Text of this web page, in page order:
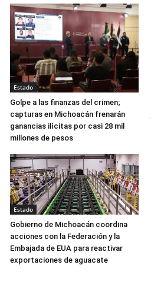
Estado
Golpe a las finanzas del crimen;
capturas en Michoacán frenarán
ganancias ilícitas por casi 28 mil
millones de pesos
Estado
Gobierno de Michoacán coordina
acciones con la Federación y la
Embajada de EUA para reactivar
exportaciones de aguacate